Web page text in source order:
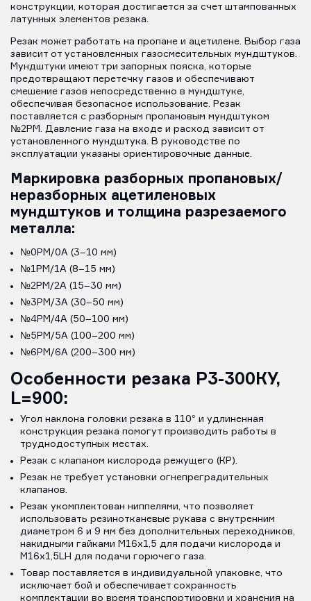
конструкции, которая достигается за счет штампованных
латунных элементов резака.
Резак может работать на пропане и ацетилене. Выбор газа
зависит от установленных газосмесительных мундштуков.
Мундштуки имеют три запорных пояска, которые
предотвращают перетечку газов и обеспечивают
смешение газов непосредственно в мундштуке,
обеспечивая безопасное использование. Резак
поставляется c разборным пропановым мундштуком
№2PM. Давление газа на входе и расход зависит от
установленного мундштука. В руководстве по
эксплуатации указаны ориентировочные данные.
Маркировка разборных пропановых/
неразборных ацетиленовых
мундштуков и толщина разрезаемого
металла:
№0PM/0А (3–10 мм)
№1PM/1А (8–15 мм)
№2PM/2А (15–30 мм)
№3PM/3А (30–50 мм)
№4PM/4А (50–100 мм)
№5PM/5А (100–200 мм)
№6PM/6А (200–300 мм)
Особенности резака Р3-300КУ,
L=900:
Угол наклона головки резака в 110° и удлиненная
конструкция резака помогут производить работы в
труднодоступных местах.
Резак с клапаном кислорода режущего (КР).
Резак не требует установки огнепреградительных
клапанов.
Резак укомплектован ниппелями, что позволяет
использовать резинотканевые рукава с внутренним
диаметром 6 и 9 мм без дополнительных переходников,
накидными гайками M16х1,5 для подачи кислорода и
M16х1,5LH для подачи горючего газа.
Товар поставляется в индивидуальной упаковке, что
исключает бой и обеспечивает сохранность
комплектации во время транспортировки и хранения на